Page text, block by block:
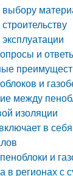
и
и
между
изоляции
в
и
в регионах